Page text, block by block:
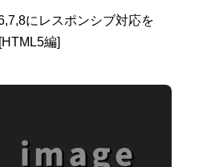
にレスポンシブ対応を
編]